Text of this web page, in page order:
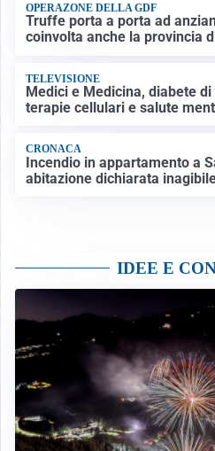
OPERAZONE DELLA GDF
Truffe porta a porta ad
coinvolta anche la provincia
TELEVISIONE
Medici e Medicina, diabete
terapie cellulari e salute
CRONACA
Incendio in appartamento a
abitazione dichiarata
IDEE E